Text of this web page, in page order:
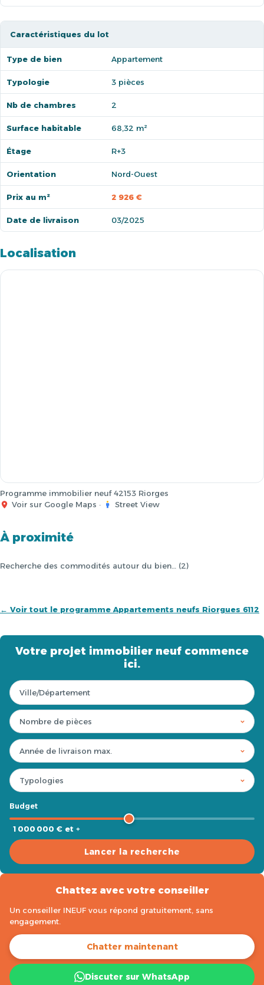
Caractéristiques du lot
Type de bien Appartement
Typologie 3 pièces
Nb de chambres 2
Surface habitable 68,32 m²
Étage R+3
Orientation Nord-Ouest
Prix au m² 2 926 €
Date de livraison 03/2025
Localisation
Programme immobilier neuf 42153 Riorges
Voir sur Google Maps · Street View
À proximité
Recherche des commodités autour du bien… (2)
← Voir tout le programme Appartements neufs Riorgues 6112
Votre projet immobilier neuf commence
ici.
Budget
1 000 000 € et +
Lancer la recherche
Chattez avec votre conseiller
Un conseiller INEUF vous répond gratuitement, sans
engagement.
Chatter maintenant
Discuter sur WhatsApp